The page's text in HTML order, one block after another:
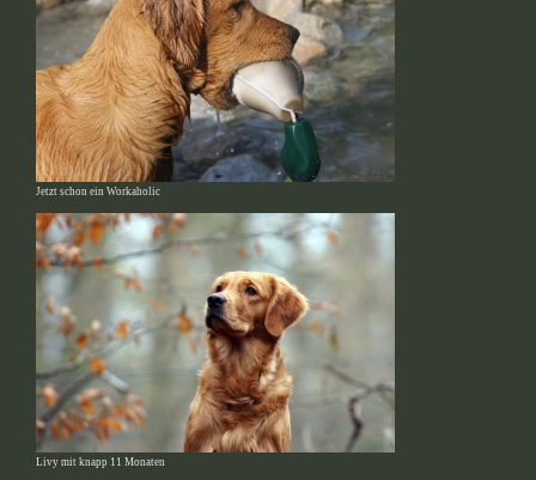
Jetzt schon ein Workaholic
Livy mit knapp 11 Monaten